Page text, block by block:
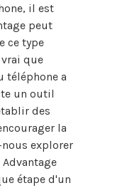
il est
peut
ce type
que
a
un outil
des
la
explorer
étape d'un